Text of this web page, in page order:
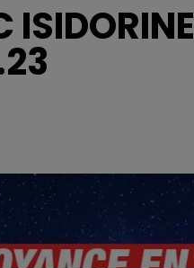
ISIDORINE